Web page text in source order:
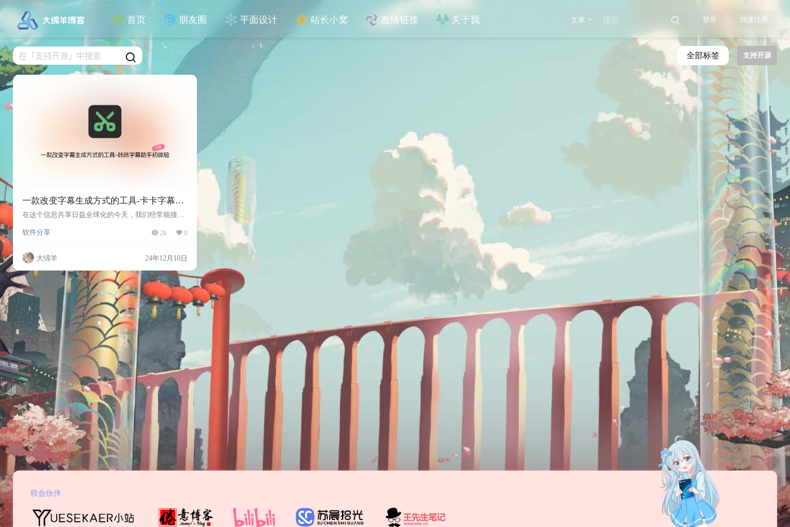
首页 朋友圈 平面设计 站长小窝 友情链接 关于我 文章 登录 快速注册
全部标签 支持开源
一款改变字幕生成方式的工具-卡卡字幕助
手初体验
在这个信息共享日益全球化的今天，我们经常能接触
却成为了学习和欣赏这些内容的拦路虎。字幕，尤其
是文化传播的重要桥梁。 近日，一款名为 卡卡字幕
助手（Video Captier）的开源工具火爆出圈。这款免费
的字幕生成软件，凭借其卓越的语音识别能力和翻译
优化效果，迅速吸引了大量用户的关注。笔者也进行
了深度体验，以…
软件分享 2k 0
大绵羊 24年12月10日
联合伙伴